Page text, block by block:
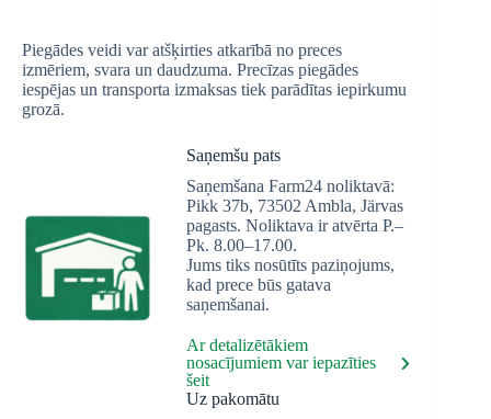
Piegādes veidi var atšķirties atkarībā no preces
izmēriem, svara un daudzuma. Precīzas piegādes
iespējas un transporta izmaksas tiek parādītas iepirkumu
grozā.
Saņemšu pats
Saņemšana Farm24 noliktavā:
Pikk 37b, 73502 Ambla, Järvas
pagasts. Noliktava ir atvērta P.–
Pk. 8.00–17.00.
Jums tiks nosūtīts paziņojums,
kad prece būs gatava
saņemšanai.
Ar detalizētākiem
nosacījumiem var iepazīties
šeit
Uz pakomātu